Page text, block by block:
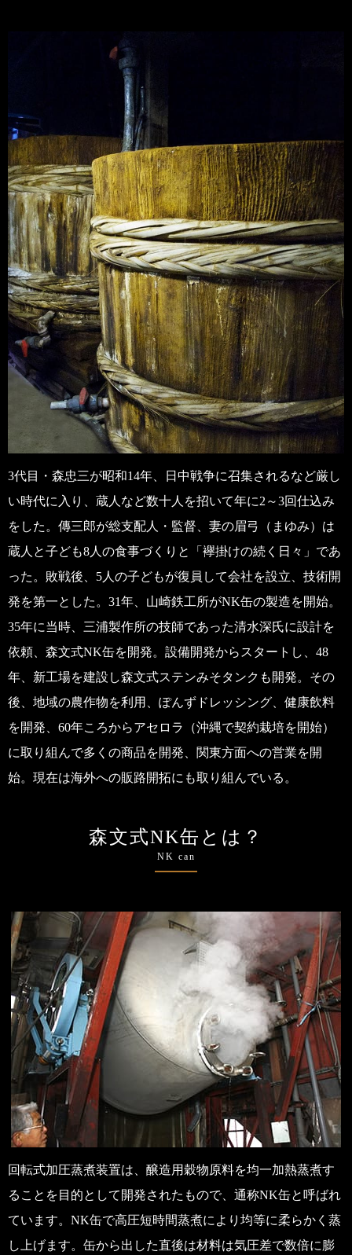
3代目・森忠三が昭和14年、日中戦争に召集されるなど厳し
い時代に入り、蔵人など数十人を招いて年に2～3回仕込み
をした。傳三郎が総支配人・監督、妻の眉弓（まゆみ）は
蔵人と子ども8人の食事づくりと「襷掛けの続く日々」であ
った。敗戦後、5人の子どもが復員して会社を設立、技術開
発を第一とした。31年、山崎鉄工所がNK缶の製造を開始。
35年に当時、三浦製作所の技師であった清水深氏に設計を
依頼、森文式NK缶を開発。設備開発からスタートし、48
年、新工場を建設し森文式ステンみそタンクも開発。その
後、地域の農作物を利用、ぽんずドレッシング、健康飲料
を開発、60年ころからアセロラ（沖縄で契約栽培を開始）
に取り組んで多くの商品を開発、関東方面への営業を開
始。現在は海外への販路開拓にも取り組んでいる。
森文式NK缶とは？
NK can
回転式加圧蒸煮装置は、醸造用穀物原料を均一加熱蒸煮す
ることを目的として開発されたもので、通称NK缶と呼ばれ
ています。NK缶で高圧短時間蒸煮により均等に柔らかく蒸
し上げます。缶から出した直後は材料は気圧差で数倍に膨